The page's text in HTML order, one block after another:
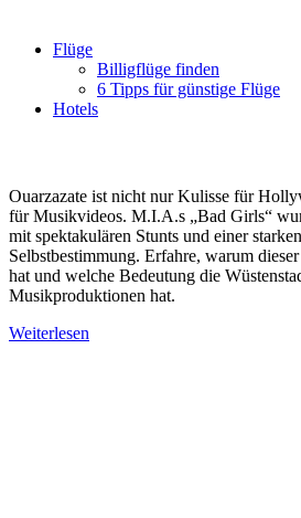
Flüge
Billigflüge finden
6 Tipps für günstige Flüge
Hotels
Ouarzazate ist nicht nur Kulisse für
für Musikvideos. M.I.A.s „Bad Girls“
mit spektakulären Stunts und einer
Selbstbestimmung. Erfahre, warum
hat und welche Bedeutung die
Musikproduktionen hat.
Weiterlesen